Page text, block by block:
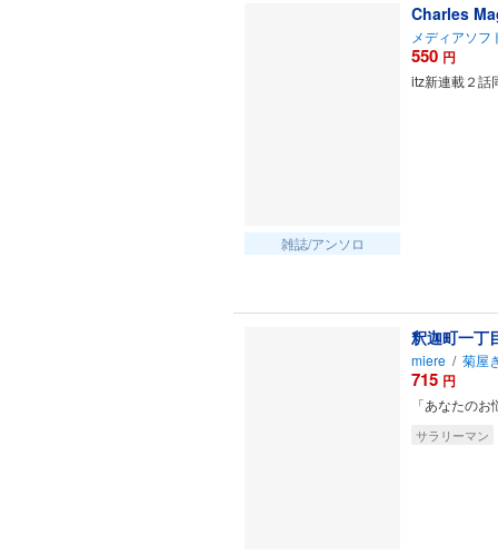
雑誌/アンソロ
Charles
メディアソフ
550 円
itz新連載２話
釈迦町一丁
miere / 菊屋
715 円
「あなたの
サラリーマン